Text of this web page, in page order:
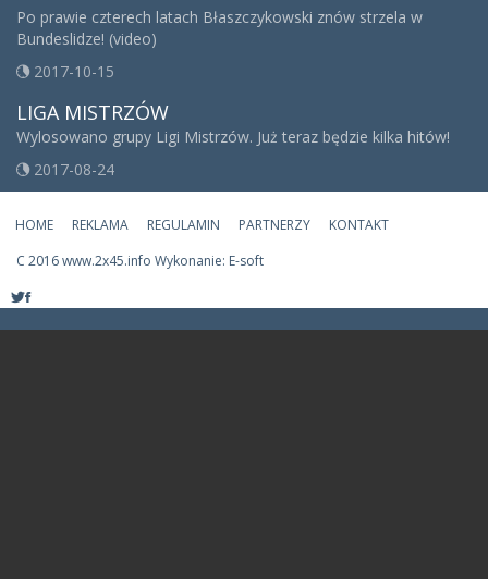
Po prawie czterech latach Błaszczykowski znów strzela w
Bundeslidze! (video)
2017-10-15
LIGA MISTRZÓW
Wylosowano grupy Ligi Mistrzów. Już teraz będzie kilka hitów!
2017-08-24
HOME REKLAMA REGULAMIN PARTNERZY
KONTAKT
C 2016 www.2x45.info Wykonanie: E-soft